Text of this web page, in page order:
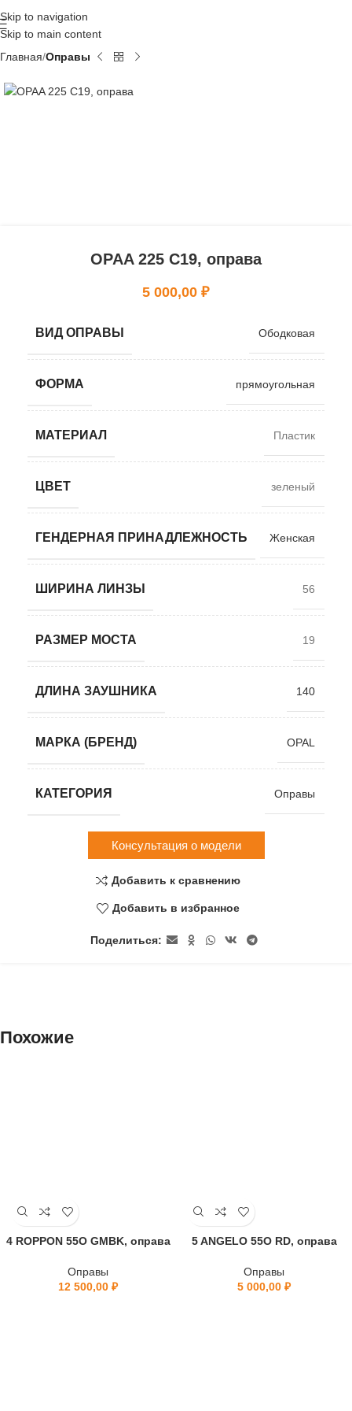
Skip to navigation
Skip to main content
Главная Оправы
OPAA 225 C19, оправа
5 000,00 ₽
ВИД ОПРАВЫ Ободковая
ФОРМА прямоугольная
МАТЕРИАЛ Пластик
ЦВЕТ зеленый
ГЕНДЕРНАЯ ПРИНАДЛЕЖНОСТЬ Женская
ШИРИНА ЛИНЗЫ 56
РАЗМЕР МОСТА 19
ДЛИНА ЗАУШНИКА 140
МАРКА (БРЕНД) OPAL
КАТЕГОРИЯ Оправы
Консультация о модели
Добавить к сравнению
Добавить в избранное
Поделиться:
Похожие
4 ROPPON 55O GMBK, оправа
Оправы
12 500,00 ₽
5 ANGELO 55O RD, оправа
Оправы
5 000,00 ₽